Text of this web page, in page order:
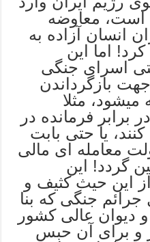
است، معاوضه
انسان آزاده به
کرد! اما این
اسرای جنگی
بازگرداندن
میشود، مثلا
برابر فرمانده در
یا حتی بابت
معامله ای مالی
گردد! این
این حیث کثیف و
جنگی که بنا
دیوان عالی کشور
و برای آن حبس